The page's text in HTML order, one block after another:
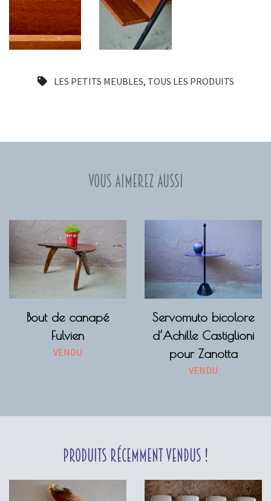
LES PETITS MEUBLES, TOUS LES PRODUITS
Vous aimerez aussi
Bout de canapé
Fulvien
VENDU
Servomuto bicolore
d’Achille Castiglioni
pour Zanotta
VENDU
Produits récemment vendus !